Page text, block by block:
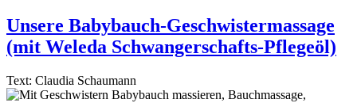
Unsere Babybauch-Geschwistermassage
(mit Weleda Schwangerschafts-Pflegeöl)
Text: Claudia Schaumann